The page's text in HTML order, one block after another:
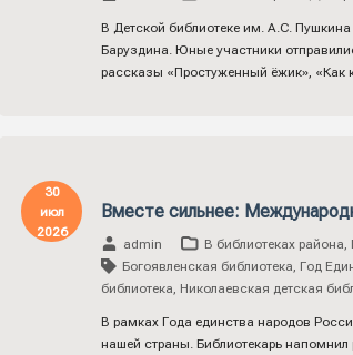
В Детской библиотеке им. А.С.
Баруздина. Юные участники
рассказы «Простуженный ёжик», «Как
30
июл
2026
Вместе сильнее:
admin В библиотеках района,
Богоявленская библиотека, Год
библиотека, Николаевская детская
В рамках Года единства народов
нашей страны. Библиотекарь напомнил